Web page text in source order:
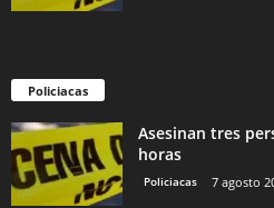
Policiacas
Asesinan tres
horas
Policiacas 7 agosto